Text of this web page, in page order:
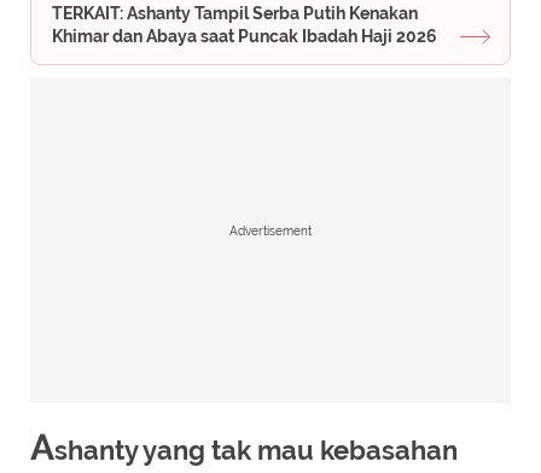
TERKAIT: Ashanty Tampil Serba Putih Kenakan
Khimar dan Abaya saat Puncak Ibadah Haji 2026
Advertisement
Ashanty yang tak mau kebasahan